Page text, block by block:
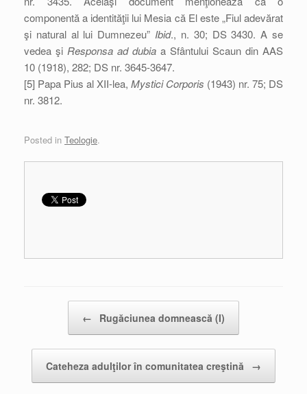
componentă a identităţii lui Mesia că El este „Fiul adevărat
şi natural al lui Dumnezeu” Ibid., n. 30; DS 3430. A se
vedea şi Responsa ad dubia a Sfântului Scaun din AAS
10 (1918), 282; DS nr. 3645-3647.
[5] Papa Pius al XII-lea, Mystici Corporis (1943) nr. 75; DS
nr. 3812.
Posted in Teologie.
← Rugăciunea domnească (I)
Cateheza adulţilor în comunitatea creştină →